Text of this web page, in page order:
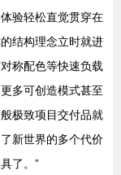
验轻松直觉贯穿在
结构理念立时就进
称配色等快速负载
多可创造模式甚至
极致项目交付品就
新世界的多个代价
了。”